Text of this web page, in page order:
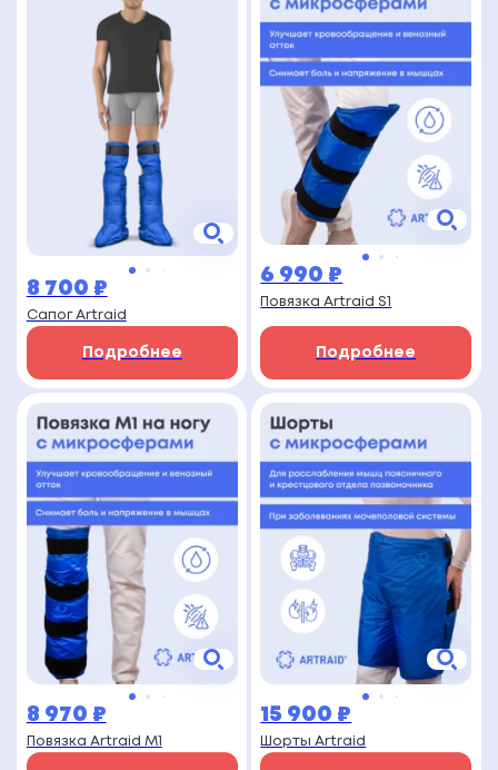
8 700 ₽
Сапог Artraid
Подробнее
6 990 ₽
Повязка Artraid S1
Подробнее
8 970 ₽
Повязка Artraid M1
15 900 ₽
Шорты Artraid